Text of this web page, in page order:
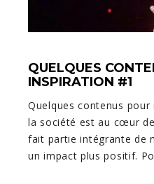
QUELQUES
INSPIRATION #1
Quelques contenus pour
la société est au cœur
fait partie intégrante de
un impact plus positif.